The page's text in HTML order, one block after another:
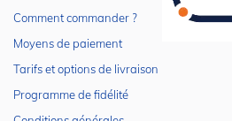
Comment commander ?
Moyens de paiement
Tarifs et options de livraison
Programme de fidélité